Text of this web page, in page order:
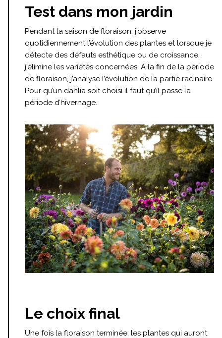
Test dans mon jardin
Pendant la saison de floraison, j’observe
quotidiennement l’évolution des plantes et lorsque je
détecte des défauts esthétique ou de croissance,
j’élimine les variétés concernées. À la fin de la période
de floraison, j’analyse l’évolution de la partie racinaire.
Pour qu’un dahlia soit choisi il faut qu’il passe la
période d’hivernage.
Le choix final
Une fois la floraison terminée, les plantes qui auront